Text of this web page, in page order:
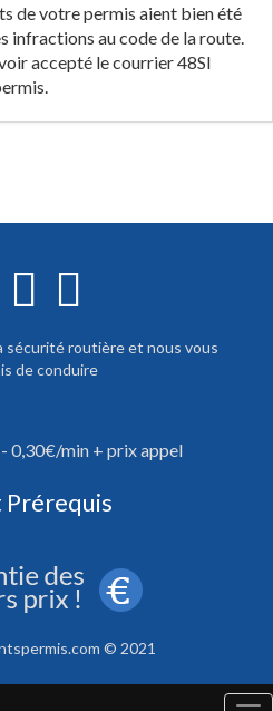
de votre permis aient bien été
infractions au code de la route.
accepté le courrier 48SI
sécurité routière et nous vous
de conduire
0,30€/min + prix appel
Prérequis
© 2021